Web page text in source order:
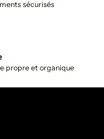
sécurisés
propre et organique